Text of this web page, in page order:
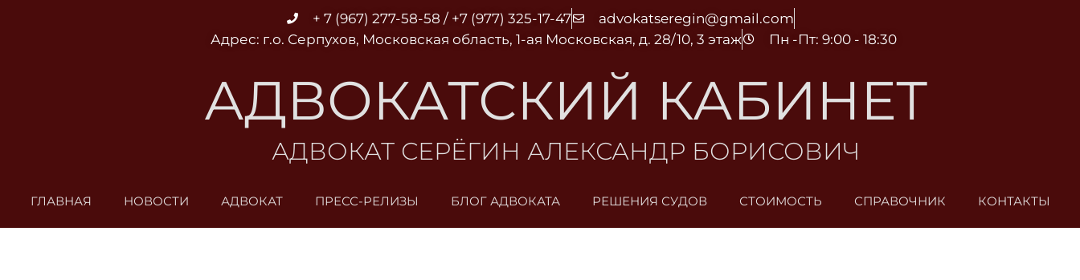
+ 7 (967) 277-58-58 / +7 (977) 325-17-47
advokatseregin@gmail.com
Адрес: г.о. Серпухов, Московская область, 1-ая Московская, д. 28/10, 3 этаж
Пн -Пт: 9:00 - 18:30
АДВОКАТСКИЙ КАБИНЕТ
АДВОКАТ СЕРЁГИН АЛЕКСАНДР БОРИСОВИЧ
ГЛАВНАЯ НОВОСТИ АДВОКАТ ПРЕСС-РЕЛИЗЫ БЛОГ АДВОКАТА РЕШЕНИЯ СУДОВ СТОИМОСТЬ СПРАВОЧНИК КОНТАКТЫ